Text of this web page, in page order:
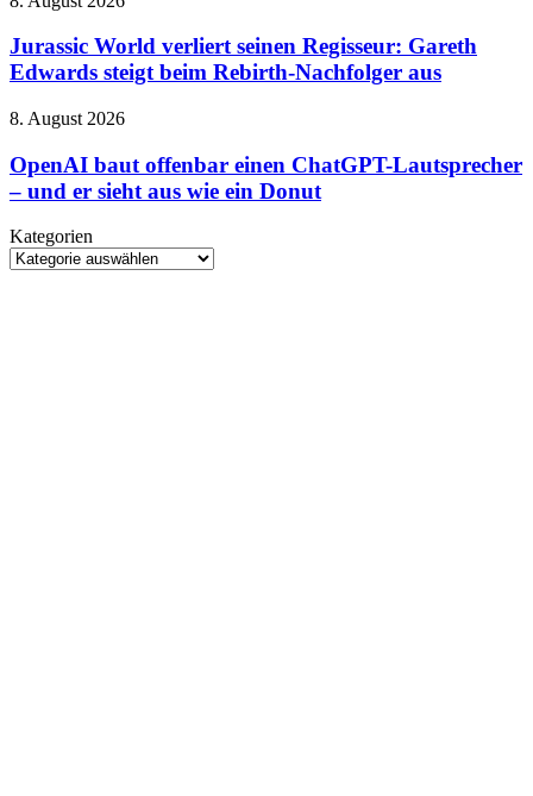
Kundenkonten
verliert
seinen
Regisseur:
Edwards
beim
Rebirth-
aus
Jurassic World verliert seinen Regisseur: Gareth
Edwards steigt beim Rebirth-Nachfolger aus
OpenAI
offenbar
einen
ChatGPT-
–
und
8. August 2026
OpenAI baut offenbar einen ChatGPT-Lautsprecher
– und er sieht aus wie ein Donut
Kategorien
Kategorien